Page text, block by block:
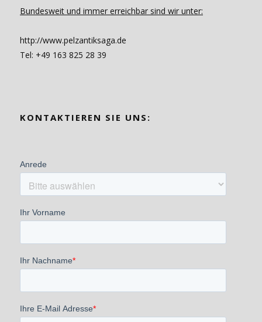
Bundesweit und immer erreichbar sind wir unter:
http://www.pelzantiksaga.de
Tel: +49 163 825 28 39
KONTAKTIEREN SIE UNS: